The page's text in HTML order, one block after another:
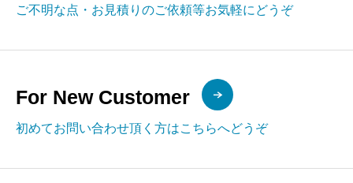
ご不明な点・お見積りのご依頼等お気軽にどうぞ
For New Customer
初めてお問い合わせ頂く方はこちらへどうぞ